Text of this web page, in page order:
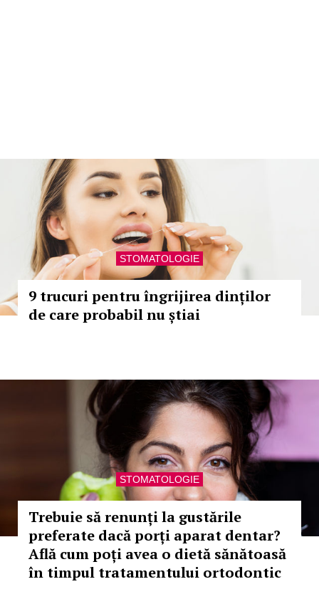
STOMATOLOGIE
9 trucuri pentru îngrijirea dinților
de care probabil nu știai
STOMATOLOGIE
Trebuie să renunți la gustările
preferate dacă porți aparat dentar?
Află cum poți avea o dietă sănătoasă
în timpul tratamentului ortodontic